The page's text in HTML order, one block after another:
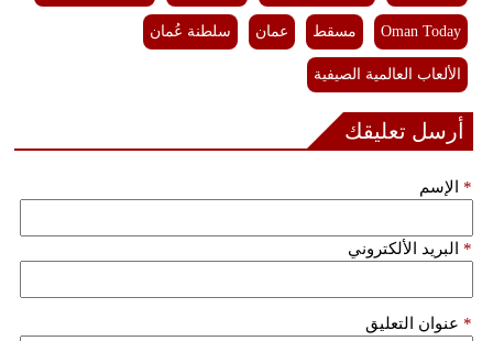
Oman Today مسقط عمان سلطنة عُمان
الألعاب العالمية الصيفية
أرسل تعليقك
الإسم *
البريد الألكتروني *
عنوان التعليق *